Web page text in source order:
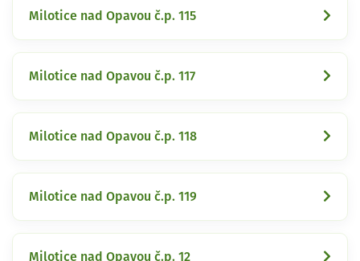
Milotice nad Opavou č.p. 115
Milotice nad Opavou č.p. 117
Milotice nad Opavou č.p. 118
Milotice nad Opavou č.p. 119
Milotice nad Opavou č.p. 12